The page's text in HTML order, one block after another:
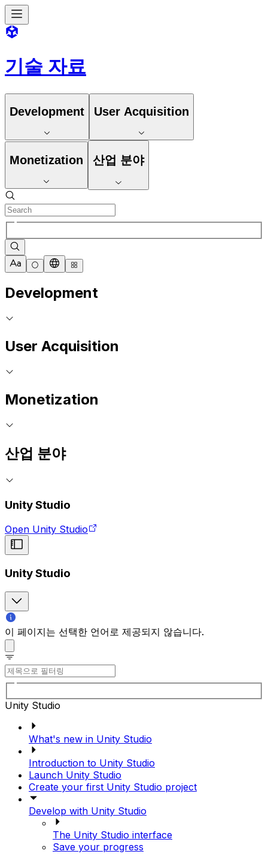
기술 자료
Development User Acquisition
Monetization 산업 분야
Development
User Acquisition
Monetization
산업 분야
Unity Studio
Open Unity Studio
Unity Studio
이 페이지는 선택한 언어로 제공되지 않습니다.
Unity Studio
What's new in Unity Studio
Introduction to Unity Studio
Launch Unity Studio
Create your first Unity Studio project
Develop with Unity Studio
The Unity Studio interface
Save your progress